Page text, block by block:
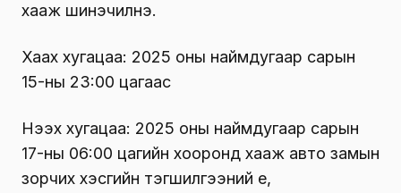
хааж шинэчилнэ.
Хаах хугацаа: 2025 оны наймдугаар сарын
15-ны 23:00 цагаас
Нээх хугацаа: 2025 оны наймдугаар сарын
17-ны 06:00 цагийн хооронд хааж авто замын
зорчих хэсгийн тэгшилгээний үе,